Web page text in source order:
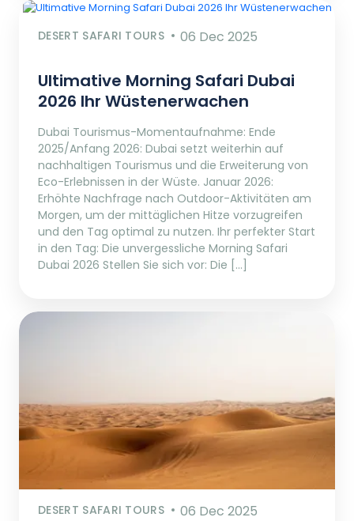
DESERT SAFARI TOURS 06 Dec 2025
Ultimative Morning Safari Dubai
2026 Ihr Wüstenerwachen
Dubai Tourismus-Momentaufnahme: Ende
2025/Anfang 2026: Dubai setzt weiterhin auf
nachhaltigen Tourismus und die Erweiterung von
Eco-Erlebnissen in der Wüste. Januar 2026:
Erhöhte Nachfrage nach Outdoor-Aktivitäten am
Morgen, um der mittäglichen Hitze vorzugreifen
und den Tag optimal zu nutzen. Ihr perfekter Start
in den Tag: Die unvergessliche Morning Safari
Dubai 2026 Stellen Sie sich vor: Die […]
DESERT SAFARI TOURS 06 Dec 2025